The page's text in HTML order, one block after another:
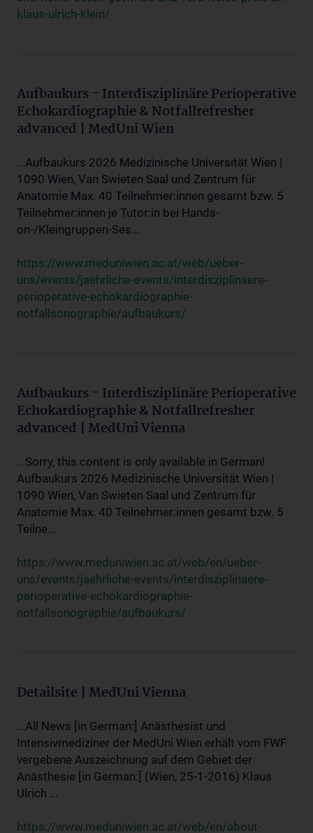
klaus-ulrich-klein/
Aufbaukurs - Interdisziplinäre Perioperative
Echokardiographie & Notfallrefresher
advanced | MedUni Wien
...Aufbaukurs 2026 Medizinische Universität Wien |
1090 Wien, Van Swieten Saal und Zentrum für
Anatomie Max. 40 Teilnehmer:innen gesamt bzw. 5
Teilnehmer:innen je Tutor:in bei Hands-
on-/Kleingruppen-Ses...
https://www.meduniwien.ac.at/web/ueber-
uns/events/jaehrliche-events/interdisziplinaere-
perioperative-echokardiographie-
notfallsonographie/aufbaukurs/
Aufbaukurs - Interdisziplinäre Perioperative
Echokardiographie & Notfallrefresher
advanced | MedUni Vienna
...Sorry, this content is only available in German!
Aufbaukurs 2026 Medizinische Universität Wien |
1090 Wien, Van Swieten Saal und Zentrum für
Anatomie Max. 40 Teilnehmer:innen gesamt bzw. 5
Teilne...
https://www.meduniwien.ac.at/web/en/ueber-
uns/events/jaehrliche-events/interdisziplinaere-
perioperative-echokardiographie-
notfallsonographie/aufbaukurs/
Detailsite | MedUni Vienna
...All News [in German:] Anästhesist und
Intensivmediziner der MedUni Wien erhält vom FWF
vergebene Auszeichnung auf dem Gebiet der
Anästhesie [in German:] (Wien, 25-1-2016) Klaus
Ulrich ...
https://www.meduniwien.ac.at/web/en/about-